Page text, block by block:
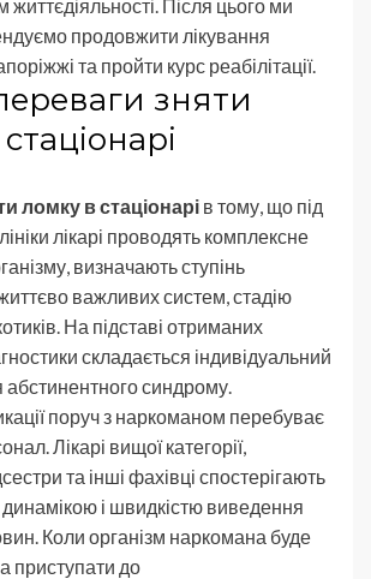
життєдіяльності. Після цього ми
продовжити лікування
та пройти курс реабілітації.
зняти
ломку в стаціонарі в тому, що під
лікарі проводять комплексне
визначають ступінь
важливих систем, стадію
На підставі отриманих
складається індивідуальний
абстинентного синдрому.
поруч з наркоманом перебуває
Лікарі вищої категорії,
та інші фахівці спостерігають
і швидкістю виведення
Коли організм наркомана буде
приступати до